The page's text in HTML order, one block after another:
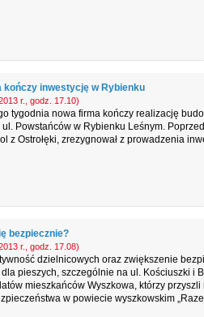
kończy inwestycję w Rybienku
r., godz. 17.10)
tygodnia nowa firma kończy realizację
Powstańców w Rybienku Leśnym.
z Ostrołęki, zrezygnował z prowadzenia
bezpiecznie?
r., godz. 17.08)
dzielnicowych oraz zwiększenie
pieszych, szczególnie na ul. Kościuszki i
mieszkańców Wyszkowa, którzy przyszli
w powiecie wyszkowskim